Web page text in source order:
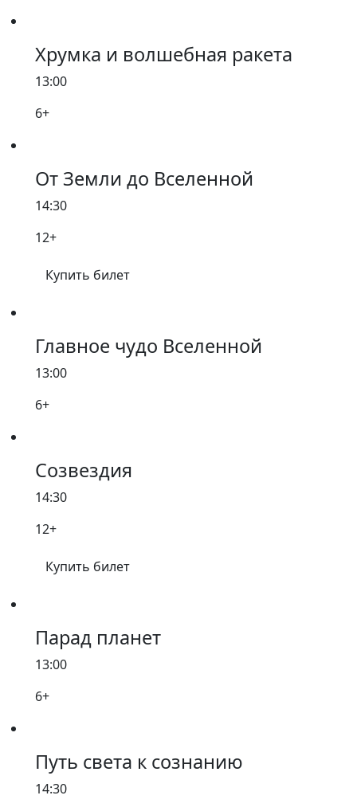
Хрумка и волшебная ракета
13:00
6+
От Земли до Вселенной
14:30
12+
Купить билет
Главное чудо Вселенной
13:00
6+
Созвездия
14:30
12+
Купить билет
Парад планет
13:00
6+
Путь света к сознанию
14:30